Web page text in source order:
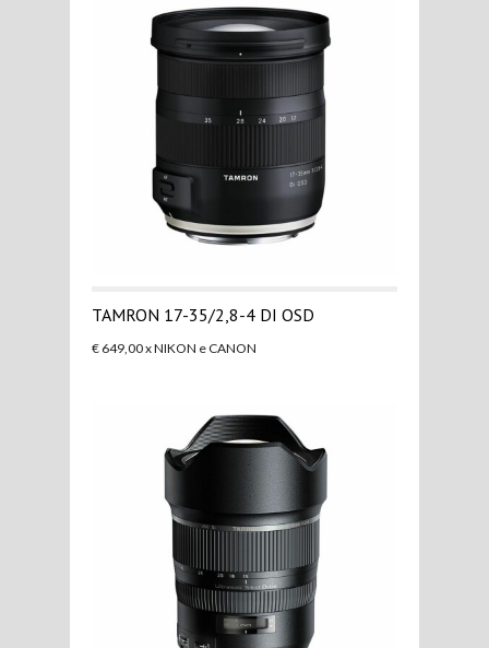
TAMRON 17-35/2,8-4 DI OSD
€ 649,00 x NIKON e CANON